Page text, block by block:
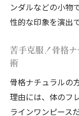
ンダルなどの小物
性的な印象を演出
苦手克服！骨格
術
骨格ナチュラルの
理由には、体のフ
ラインワンピース